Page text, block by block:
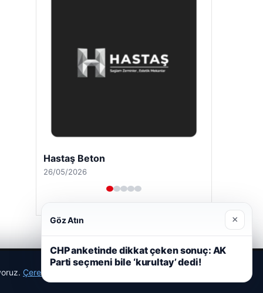
Hastaş Beton
26/05/2026
Çerez Politikamız
Göz Atın ×
CHP anketinde dikkat çeken sonuç: AK
Parti seçmeni bile ‘kurultay’ dedi!